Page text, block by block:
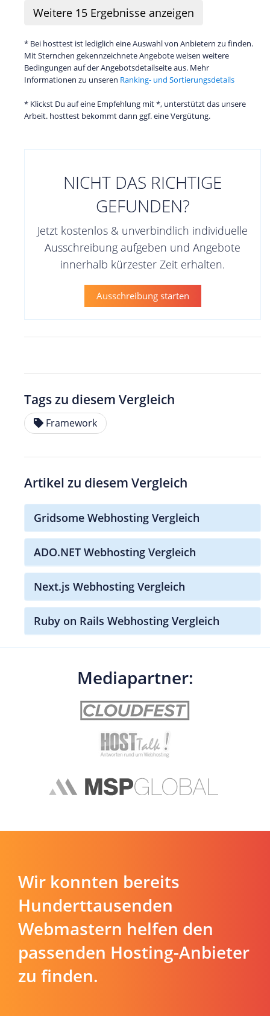
Weitere 15 Ergebnisse anzeigen
* Bei hosttest ist lediglich eine Auswahl von Anbietern zu finden.
Mit Sternchen gekennzeichnete Angebote weisen weitere
Bedingungen auf der Angebotsdetailseite aus. Mehr
Informationen zu unseren Ranking- und Sortierungsdetails
* Klickst Du auf eine Empfehlung mit *, unterstützt das unsere
Arbeit. hosttest bekommt dann ggf. eine Vergütung.
NICHT DAS RICHTIGE
GEFUNDEN?
Jetzt kostenlos & unverbindlich individuelle
Ausschreibung aufgeben und Angebote
innerhalb kürzester Zeit erhalten.
Ausschreibung starten
Tags zu diesem Vergleich
Framework
Artikel zu diesem Vergleich
Gridsome Webhosting Vergleich
ADO.NET Webhosting Vergleich
Next.js Webhosting Vergleich
Ruby on Rails Webhosting Vergleich
Mediapartner:
Wir konnten bereits
Hunderttausenden
Webmastern helfen den
passenden Hosting-Anbieter
zu finden.